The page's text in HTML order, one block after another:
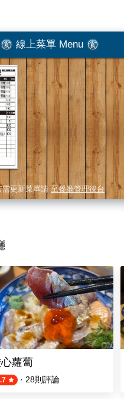
線上菜單 Menu
需更新菜單請 至餐廳管理後台
蘿蔔
· 28則評論